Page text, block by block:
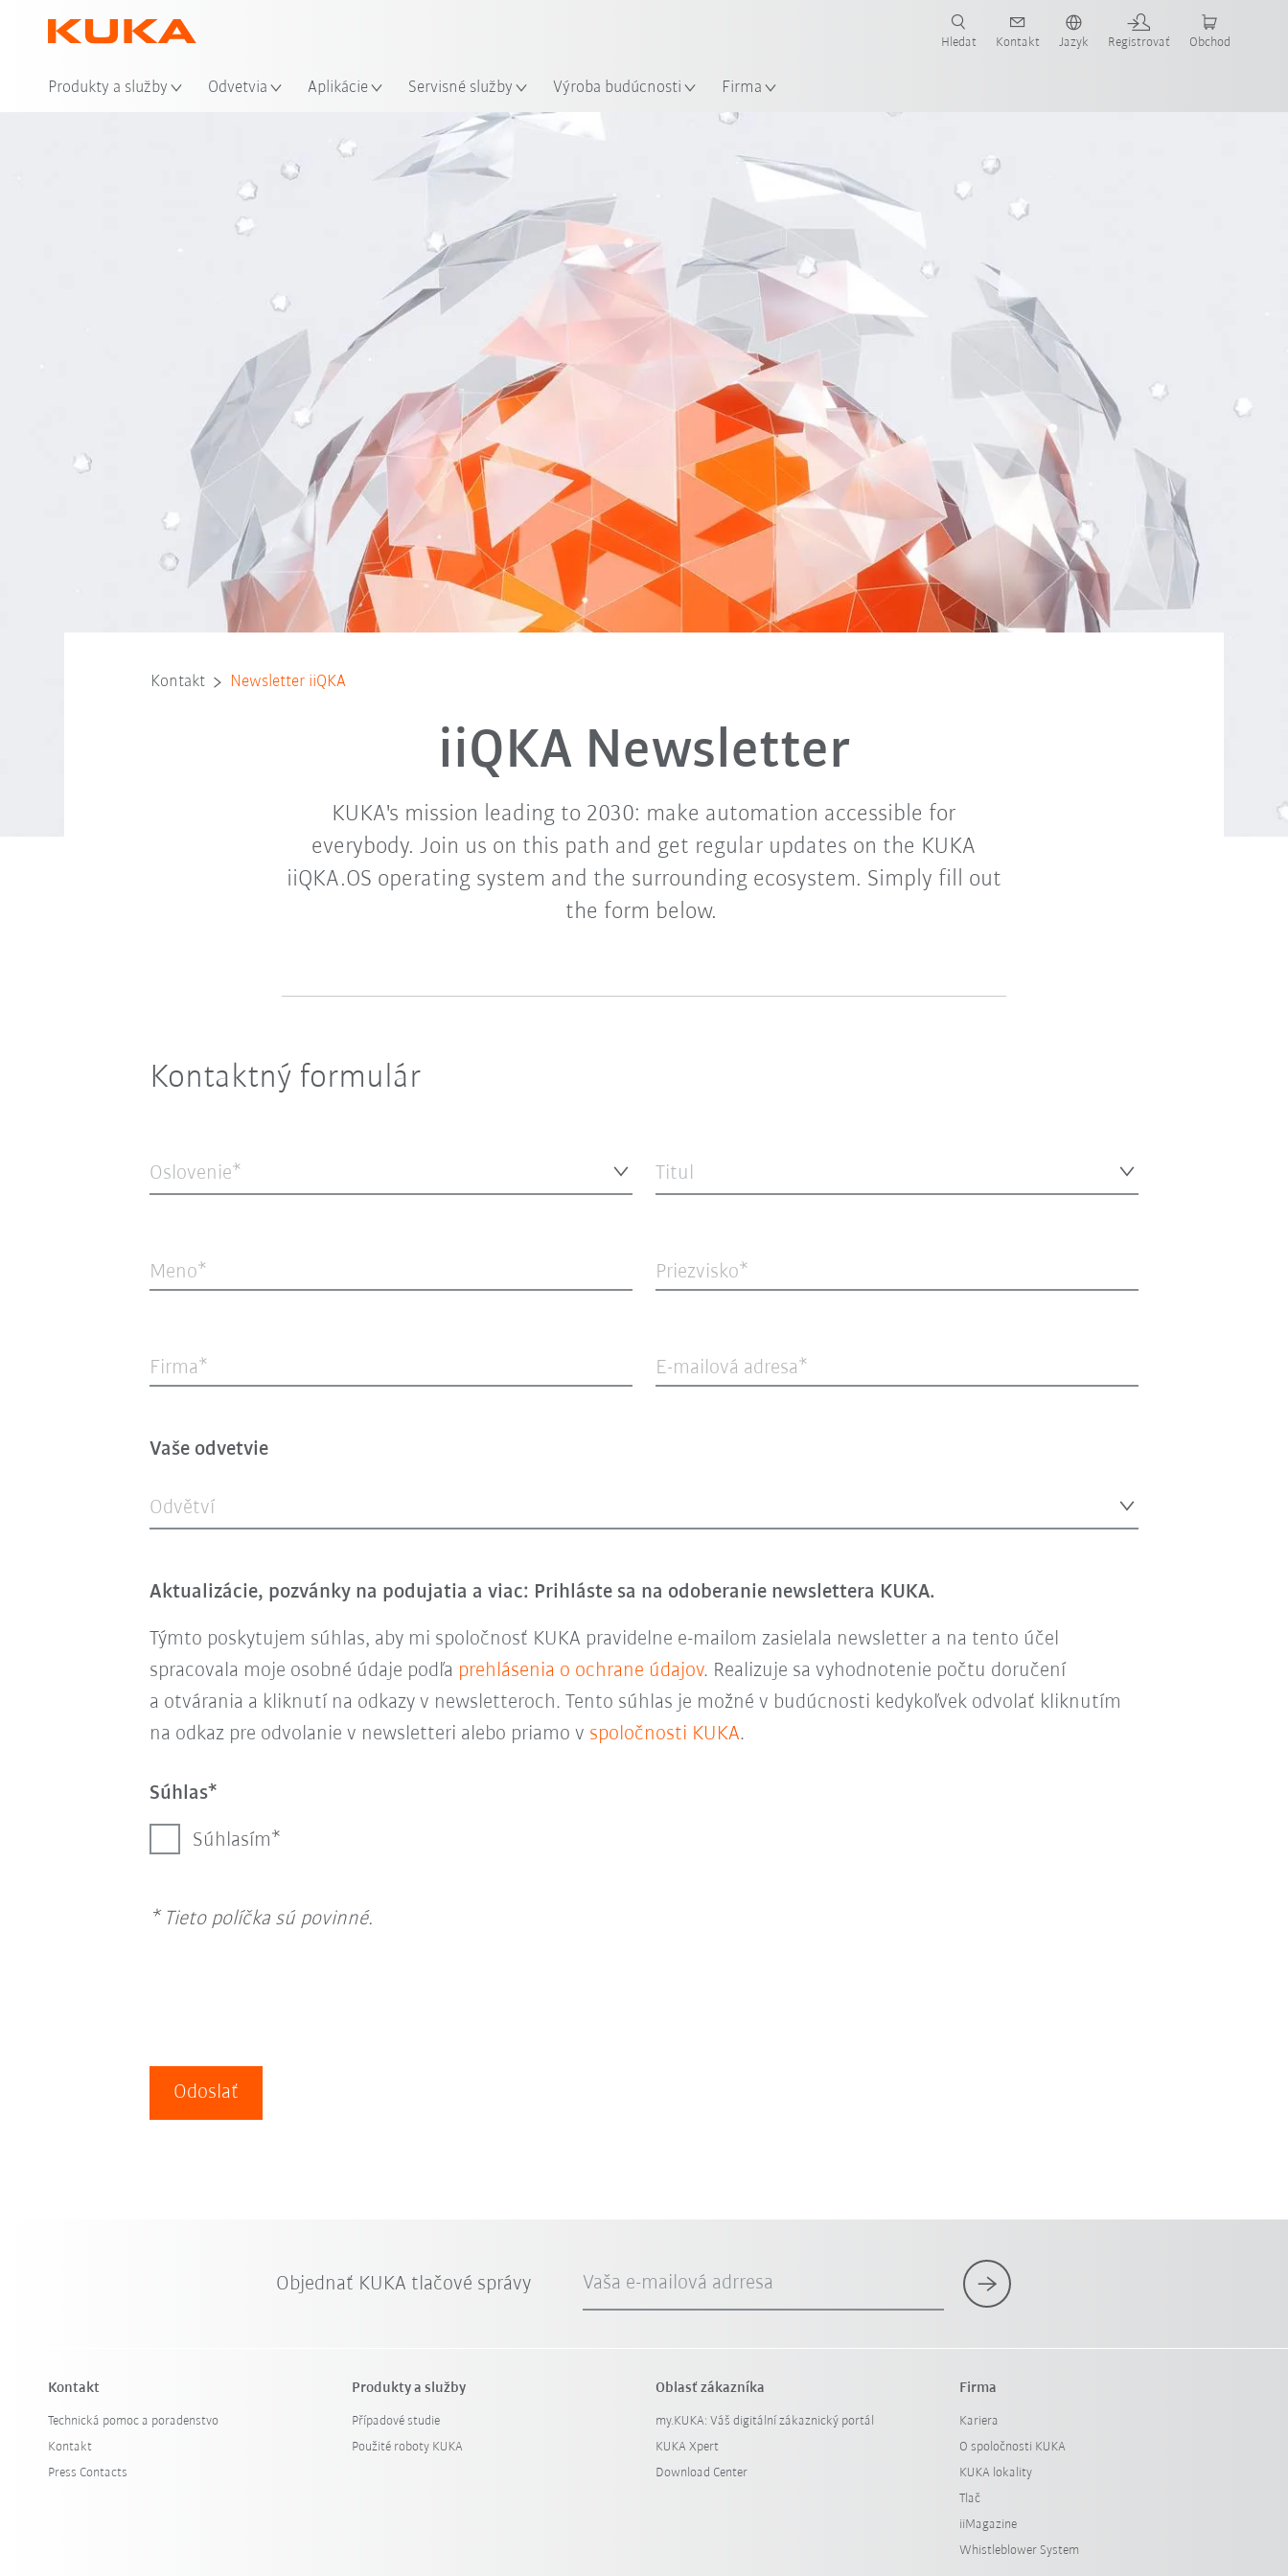
Produkty a služby Odvetvia Aplikácie Servisné služby Výroba budúcnosti Firma
Hledat Kontakt Jazyk Registrovať Obchod
Kontakt Newsletter iiQKA
iiQKA Newsletter
KUKA's mission leading to 2030: make automation accessible for
everybody. Join us on this path and get regular updates on the KUKA
iiQKA.OS operating system and the surrounding ecosystem. Simply fill out
the form below.
Kontaktný formulár
Oslovenie* Titul
Meno Priezvisko
Firma E-mailová adresa
Vaše odvetvie
Odvětví
Aktualizácie, pozvánky na podujatia a viac: Prihláste sa na odoberanie newslettera KUKA.
Týmto poskytujem súhlas, aby mi spoločnosť KUKA pravidelne e-mailom zasielala newsletter a na tento účel
spracovala moje osobné údaje podľa prehlásenia o ochrane údajov. Realizuje sa vyhodnotenie počtu doručení
a otvárania a kliknutí na odkazy v newsletteroch. Tento súhlas je možné v budúcnosti kedykoľvek odvolať kliknutím
na odkaz pre odvolanie v newsletteri alebo priamo v spoločnosti KUKA.
Súhlas
Súhlasím
* Tieto políčka sú povinné.
Odoslať
Objednať KUKA tlačové správy Vaša e-mailová adrresa
Kontakt
Technická pomoc a poradenstvo
Kontakt
Press Contacts
Produkty a služby
Případové studie
Použité roboty KUKA
Oblasť zákazníka
my.KUKA: Váš digitální zákaznický portál
KUKA Xpert
Download Center
Firma
Kariera
O spoločnosti KUKA
KUKA lokality
Tlač
iiMagazine
Whistleblower System